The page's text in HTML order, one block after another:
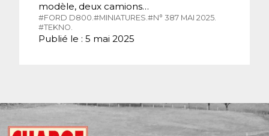
modèle, deux camions…
#FORD D800.#MINIATURES.#N° 387 MAI 2025.
#TEKNO.
Publié le : 5 mai 2025